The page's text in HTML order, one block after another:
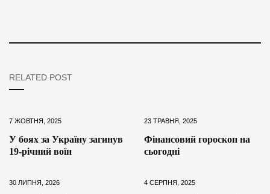
RELATED POST
7 ЖОВТНЯ, 2025
У боях за Україну загинув
19-річний воїн
23 ТРАВНЯ, 2025
Фінансовий гороскоп на
сьогодні
30 ЛИПНЯ, 2026 4 СЕРПНЯ, 2025